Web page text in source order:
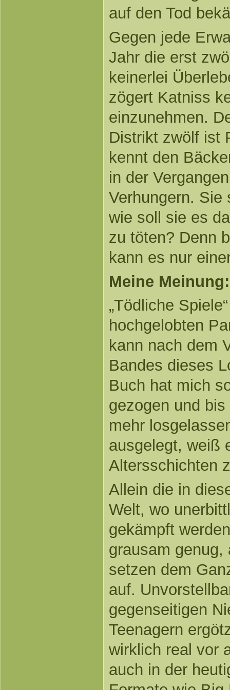
auf den Tod
Gegen jede
Jahr die erst
keinerlei
zögert Katniss
einzunehmen.
Distrikt zwölf ist
kennt den
in der
Verhungern. Sie
wie soll sie es
zu töten? Denn
kann es nur
Meine Meinung:
„Tödliche
hochgelobten
kann nach dem
Bandes dieses
Buch hat mich
gezogen und
mehr
ausgelegt, weiß
Altersschichten
Allein die in
Welt, wo
gekämpft
grausam genug,
setzen dem
auf.
gegenseitigen
Teenagern
wirklich real vor
auch in der